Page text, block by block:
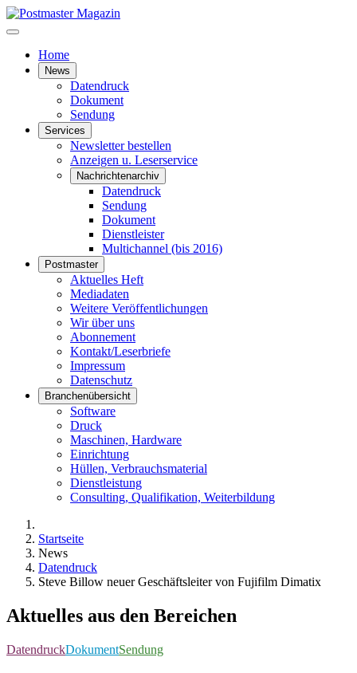
Home
News
Datendruck
Dokument
Sendung
Services
Newsletter bestellen
Anzeigen u. Leserservice
Nachrichtenarchiv
Datendruck
Sendung
Dokument
Dienstleister
Multichannel (bis 2016)
Postmaster
Aktuelles Heft
Mediadaten
Weitere Veröffentlichungen
Wir über uns
Abonnement
Kontakt/Leserbriefe
Impressum
Datenschutz
Branchenübersicht
Software
Druck
Maschinen, Hardware
Einrichtung
Hüllen, Verbrauchsmaterial
Dienstleistung
Consulting, Qualifikation, Weiterbildung
Startseite
News
Datendruck
Steve Billow neuer Geschäftsleiter von Fujifilm Dimatix
Aktuelles aus den Bereichen
DatendruckDokumentSendung